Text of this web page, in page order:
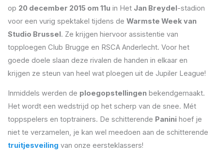
op 20 december 2015 om 11u in Het Jan Breydel-stadion
voor een vurig spektakel tijdens de Warmste Week van
Studio Brussel. Ze krijgen hiervoor assistentie van
topploegen Club Brugge en RSCA Anderlecht. Voor het
goede doele slaan deze rivalen de handen in elkaar en
krijgen ze steun van heel wat ploegen uit de Jupiler League!
Inmiddels werden de ploegopstellingen bekendgemaakt.
Het wordt een wedstrijd op het scherp van de snee. Mét
toppspelers en toptrainers. De schitterende Panini hoef je
niet te verzamelen, je kan wel meedoen aan de schitterende
truitjesveiling van onze eersteklassers!